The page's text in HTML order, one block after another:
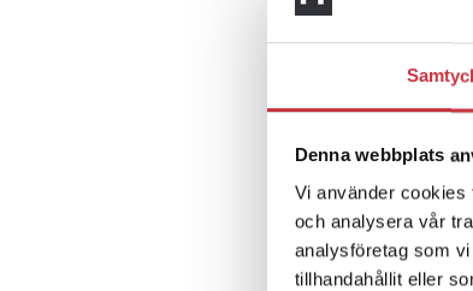
Denna webbplats
Vi använder cookies
och analysera vår
analysföretag som
tillhandahållit eller